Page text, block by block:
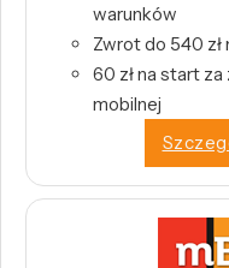
warunków
Zwrot do 540 zł
60 zł na start
mobilnej